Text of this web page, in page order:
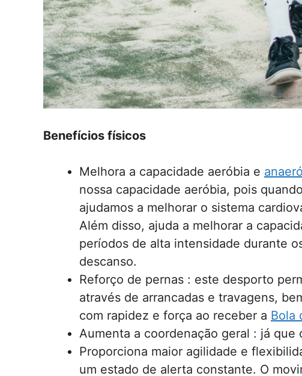
Benefícios físicos
Melhora a capacidade aeróbia e
nossa capacidade aeróbia, pois
ajudamos a melhorar o sistema
Além disso, ajuda a melhorar a
períodos de alta intensidade durante
descanso.
Reforço de pernas : este desporto
através de arrancadas e travagens,
com rapidez e força ao receber a Bola
Aumenta a coordenação geral : já
Proporciona maior agilidade e
um estado de alerta constante. O